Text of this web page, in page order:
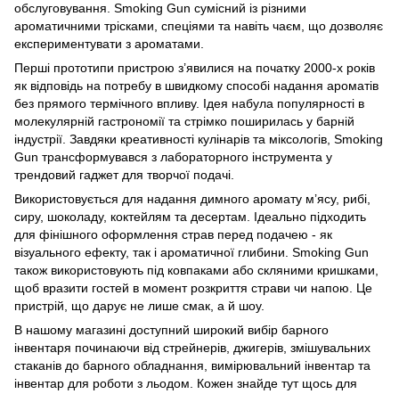
обслуговування. Smoking Gun сумісний із різними
ароматичними трісками, спеціями та навіть чаєм, що дозволяє
експериментувати з ароматами.
Перші прототипи пристрою з’явилися на початку 2000-х років
як відповідь на потребу в швидкому способі надання ароматів
без прямого термічного впливу. Ідея набула популярності в
молекулярній гастрономії та стрімко поширилась у барній
індустрії. Завдяки креативності кулінарів та міксологів, Smoking
Gun трансформувався з лабораторного інструмента у
трендовий гаджет для творчої подачі.
Використовується для надання димного аромату м’ясу, рибі,
сиру, шоколаду, коктейлям та десертам. Ідеально підходить
для фінішного оформлення страв перед подачею - як
візуального ефекту, так і ароматичної глибини. Smoking Gun
також використовують під ковпаками або скляними кришками,
щоб вразити гостей в момент розкриття страви чи напою. Це
пристрій, що дарує не лише смак, а й шоу.
В нашому магазині доступний широкий вибір барного
інвентаря починаючи від стрейнерів, джигерів, змішувальних
стаканів до барного обладнання, вимірювальний інвентар та
інвентар для роботи з льодом. Кожен знайде тут щось для